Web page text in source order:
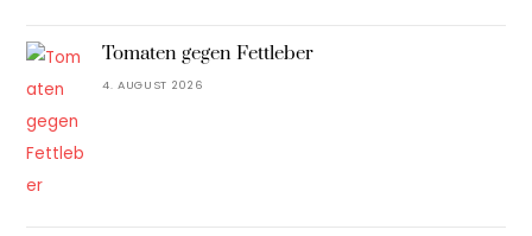
Tomaten gegen Fettleber
4. AUGUST 2026